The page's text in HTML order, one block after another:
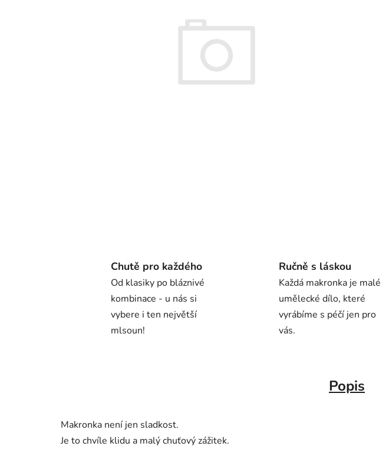
Chutě pro každého
Od klasiky po bláznivé
kombinace - u nás si
vybere i ten největší
mlsoun!
Ručně s láskou
Každá makronka je malé
umělecké dílo, které
vyrábíme s péčí jen pro
vás.
Popis
Makronka není jen sladkost.
Je to chvíle klidu a malý chuťový zážitek.